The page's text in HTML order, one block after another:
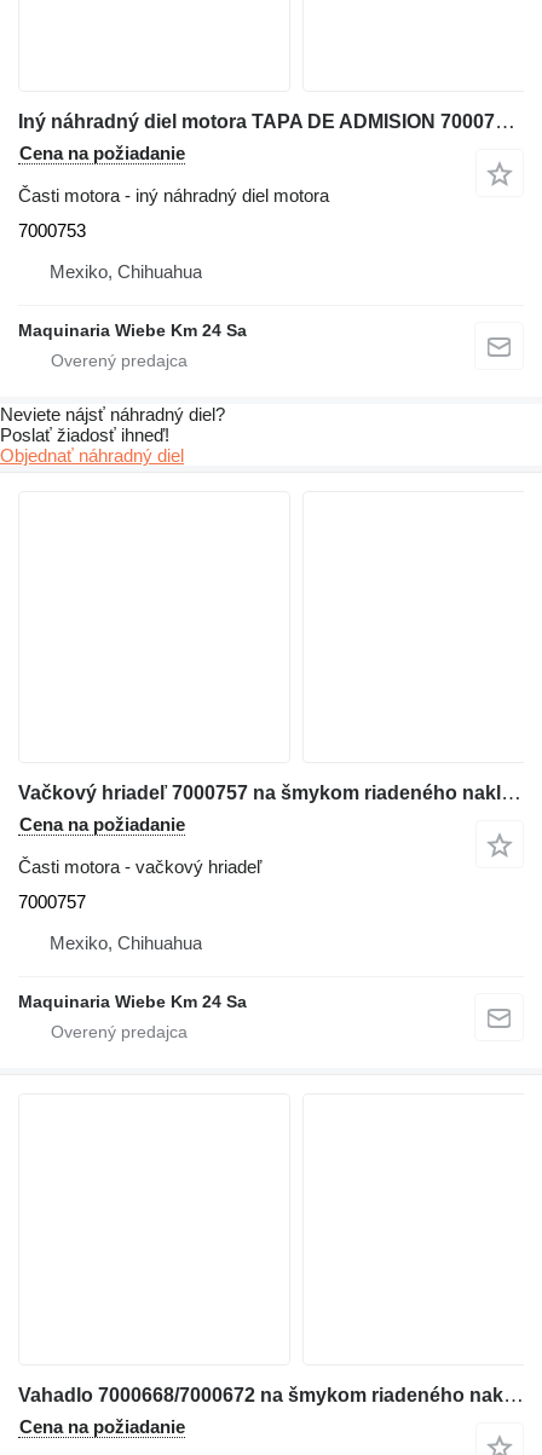
Iný náhradný diel motora TAPA DE ADMISION 7000753 na šmykom riadeného nakladača Bobcat S160
Cena na požiadanie
Časti motora - iný náhradný diel motora
7000753
Mexiko, Chihuahua
Maquinaria Wiebe Km 24 Sa
Neviete nájsť náhradný diel?
Poslať žiadosť ihneď!
Objednať náhradný diel
Vačkový hriadeľ 7000757 na šmykom riadeného nakladača Bobcat S160
Cena na požiadanie
Časti motora - vačkový hriadeľ
7000757
Mexiko, Chihuahua
Maquinaria Wiebe Km 24 Sa
Vahadlo 7000668/7000672 na šmykom riadeného nakladača Bobcat S160
Cena na požiadanie